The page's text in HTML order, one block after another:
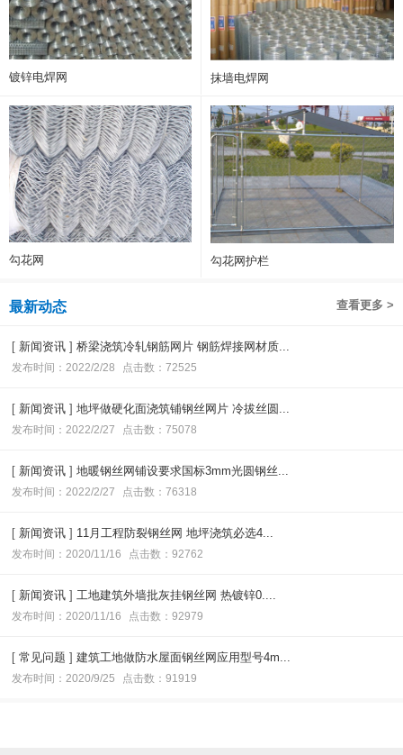
镀锌电焊网 抹墙电焊网
勾花网 勾花网护栏
查看更多 >
最新动态
[ 新闻资讯 ] 桥梁浇筑冷轧钢筋网片 钢筋焊接网材质...
发布时间：2022/2/28 点击数：72525
[ 新闻资讯 ] 地坪做硬化面浇筑铺钢丝网片 冷拔丝圆...
发布时间：2022/2/27 点击数：75078
[ 新闻资讯 ] 地暖钢丝网铺设要求国标3mm光圆钢丝...
发布时间：2022/2/27 点击数：76318
[ 新闻资讯 ] 11月工程防裂钢丝网 地坪浇筑必选4...
发布时间：2020/11/16 点击数：92762
[ 新闻资讯 ] 工地建筑外墙批灰挂钢丝网 热镀锌0....
发布时间：2020/11/16 点击数：92979
[ 常见问题 ] 建筑工地做防水屋面钢丝网应用型号4m...
发布时间：2020/9/25 点击数：91919